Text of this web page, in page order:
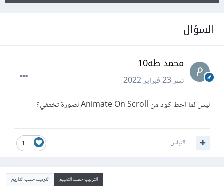
السؤال
محمد طه10
نشر23 فبراير 2022
ليش لما احط كود من Animate On Scroll لصورة تختفي؟
1 اقتباس
الترتيب حسب التقييم الترتيب حسب التاريخ